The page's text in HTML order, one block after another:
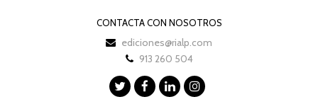
CONTACTA CON NOSOTROS
ediciones@rialp.com
913 260 504